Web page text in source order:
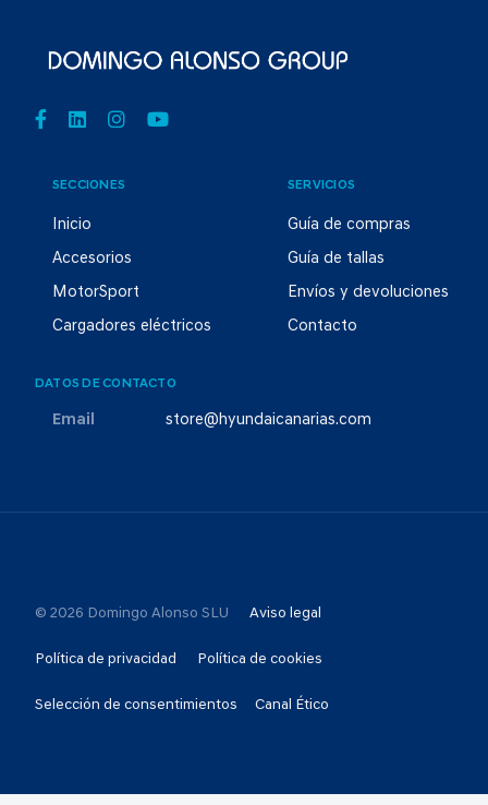
SECCIONES
Inicio
Accesorios
MotorSport
Cargadores eléctricos
SERVICIOS
Guía de compras
Guía de tallas
Envíos y devoluciones
Contacto
DATOS DE CONTACTO
Email store@hyundaicanarias.com
© 2026 Domingo Alonso SLU Aviso legal
Política de privacidad Política de cookies
Selección de consentimientos Canal Ético